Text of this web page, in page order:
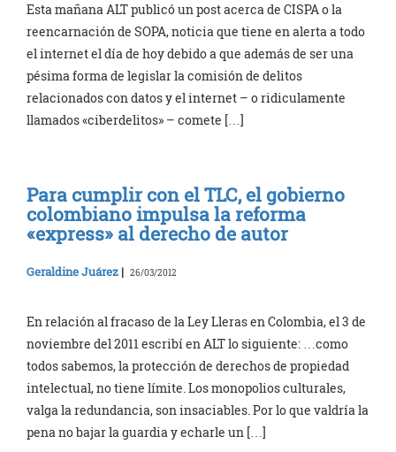
Esta mañana ALT publicó un post acerca de CISPA o la
reencarnación de SOPA, noticia que tiene en alerta a todo
el internet el día de hoy debido a que además de ser una
pésima forma de legislar la comisión de delitos
relacionados con datos y el internet – o ridiculamente
llamados «ciberdelitos» – comete […]
Para cumplir con el TLC, el gobierno
colombiano impulsa la reforma
«express» al derecho de autor
Geraldine Juárez | 26/03/2012
En relación al fracaso de la Ley Lleras en Colombia, el 3 de
noviembre del 2011 escribí en ALT lo siguiente: …como
todos sabemos, la protección de derechos de propiedad
intelectual, no tiene límite. Los monopolios culturales,
valga la redundancia, son insaciables. Por lo que valdría la
pena no bajar la guardia y echarle un […]